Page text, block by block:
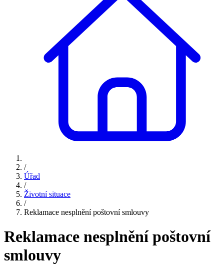
/
Úřad
/
Životní situace
/
Reklamace nesplnění poštovní smlouvy
Reklamace nesplnění poštovní
smlouvy